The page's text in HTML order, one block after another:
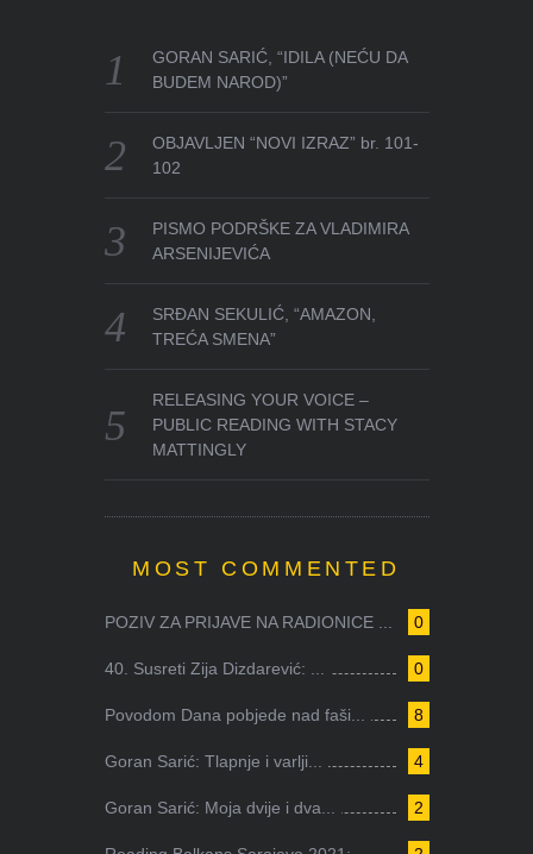
GORAN SARIĆ, “IDILA (NEĆU DA
BUDEM NAROD)”
OBJAVLJEN “NOVI IZRAZ” br. 101-
102
PISMO PODRŠKE ZA VLADIMIRA
ARSENIJEVIĆA
SRĐAN SEKULIĆ, “AMAZON,
TREĆA SMENA”
RELEASING YOUR VOICE –
PUBLIC READING WITH STACY
MATTINGLY
MOST COMMENTED
0
POZIV ZA PRIJAVE NA RADIONICE ...
0
40. Susreti Zija Dizdarević: ...
8
Povodom Dana pobjede nad faši...
4
Goran Sarić: Tlapnje i varlji...
2
Goran Sarić: Moja dvije i dva...